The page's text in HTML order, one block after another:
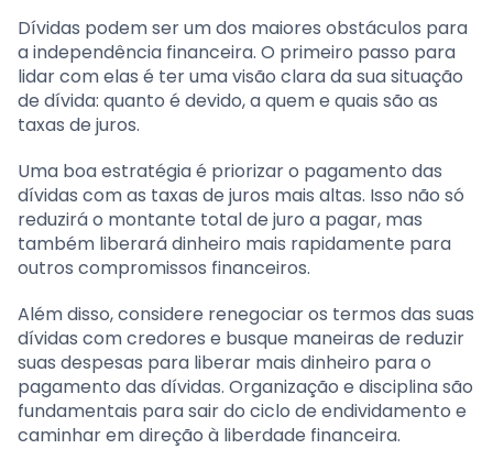
Dívidas podem ser um dos maiores obstáculos para
a independência financeira. O primeiro passo para
lidar com elas é ter uma visão clara da sua situação
de dívida: quanto é devido, a quem e quais são as
taxas de juros.
Uma boa estratégia é priorizar o pagamento das
dívidas com as taxas de juros mais altas. Isso não só
reduzirá o montante total de juro a pagar, mas
também liberará dinheiro mais rapidamente para
outros compromissos financeiros.
Além disso, considere renegociar os termos das suas
dívidas com credores e busque maneiras de reduzir
suas despesas para liberar mais dinheiro para o
pagamento das dívidas. Organização e disciplina são
fundamentais para sair do ciclo de endividamento e
caminhar em direção à liberdade financeira.